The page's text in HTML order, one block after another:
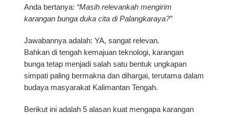
Anda bertanya: “Masih relevankah mengirim
karangan bunga duka cita di Palangkaraya?”
Jawabannya adalah:YA, sangat relevan.
Bahkan di tengah kemajuan teknologi, karangan
bunga tetap menjadi salah satu bentuk ungkapan
simpati paling bermakna dan dihargai, terutama dalam
budaya masyarakat Kalimantan Tengah.
Berikut ini adalah5 alasan kuat mengapa karangan